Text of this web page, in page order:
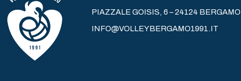
PIAZZALE GOISIS, 6 – 24124 BERGAMO
INFO@VOLLEYBERGAMO1991.IT